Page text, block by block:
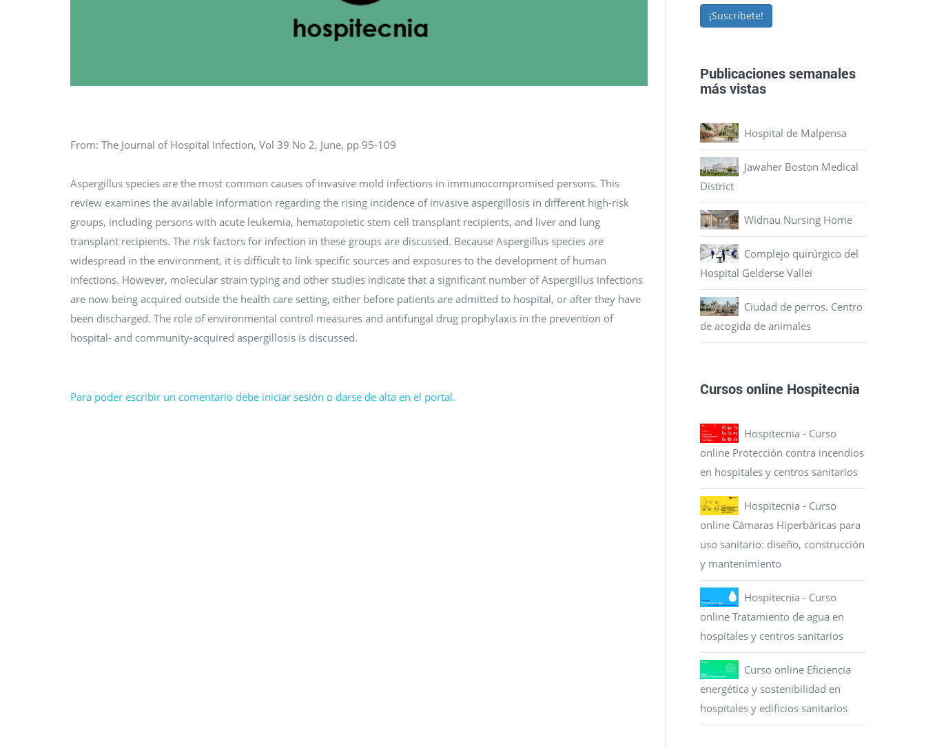
From: The Journal of Hospital Infection, Vol 39 No 2, June, pp 95-109
Aspergillus species are the most common causes of invasive mold infections in immunocompromised persons. This
review examines the available information regarding the rising incidence of invasive aspergillosis in different high-risk
groups, including persons with acute leukemia, hematopoietic stem cell transplant recipients, and liver and lung
transplant recipients. The risk factors for infection in these groups are discussed. Because Aspergillus species are
widespread in the environment, it is difficult to link specific sources and exposures to the development of human
infections. However, molecular strain typing and other studies indicate that a significant number of Aspergillus infections
are now being acquired outside the health care setting, either before patients are admitted to hospital, or after they have
been discharged. The role of environmental control measures and antifungal drug prophylaxis in the prevention of
hospital- and community-acquired aspergillosis is discussed.
Para poder escribir un comentario debe iniciar sesión o darse de alta en el portal.
¡Suscríbete!
Publicaciones semanales
más vistas
Hospital de Malpensa
Jawaher Boston Medical
District
Widnau Nursing Home
Complejo quirúrgico del
Hospital Gelderse Vallei
Ciudad de perros. Centro
de acogida de animales
Cursos online Hospitecnia
Hospitecnia - Curso
online Protección contra incendios
en hospitales y centros sanitarios
Hospitecnia - Curso
online Cámaras Hiperbáricas para
uso sanitario: diseño, construcción
y mantenimiento
Hospitecnia - Curso
online Tratamiento de agua en
hospitales y centros sanitarios
Curso online Eficiencia
energética y sostenibilidad en
hospitales y edificios sanitarios